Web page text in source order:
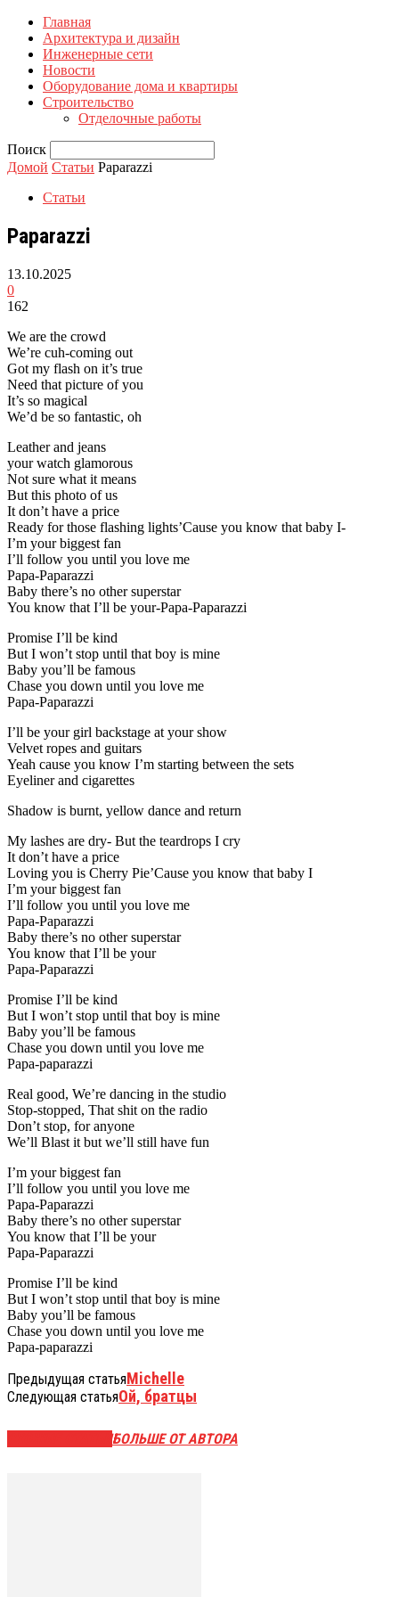
Главная
Архитектура и дизайн
Инженерные сети
Новости
Оборудование дома и квартиры
Строительство
Отделочные работы
Поиск
Домой Статьи Paparazzi
Статьи
Paparazzi
13.10.2025
0
162
We are the crowd
We’re cuh-coming out
Got my flash on it’s true
Need that picture of you
It’s so magical
We’d be so fantastic, oh
Leather and jeans
your watch glamorous
Not sure what it means
But this photo of us
It don’t have a price
Ready for those flashing lights’Cause you know that baby I-
I’m your biggest fan
I’ll follow you until you love me
Papa-Paparazzi
Baby there’s no other superstar
You know that I’ll be your-Papa-Paparazzi
Promise I’ll be kind
But I won’t stop until that boy is mine
Baby you’ll be famous
Chase you down until you love me
Papa-Paparazzi
I’ll be your girl backstage at your show
Velvet ropes and guitars
Yeah cause you know I’m starting between the sets
Eyeliner and cigarettes
Shadow is burnt, yellow dance and return
My lashes are dry- But the teardrops I cry
It don’t have a price
Loving you is Cherry Pie’Cause you know that baby I
I’m your biggest fan
I’ll follow you until you love me
Papa-Paparazzi
Baby there’s no other superstar
You know that I’ll be your
Papa-Paparazzi
Promise I’ll be kind
But I won’t stop until that boy is mine
Baby you’ll be famous
Chase you down until you love me
Papa-paparazzi
Real good, We’re dancing in the studio
Stop-stopped, That shit on the radio
Don’t stop, for anyone
We’ll Blast it but we’ll still have fun
I’m your biggest fan
I’ll follow you until you love me
Papa-Paparazzi
Baby there’s no other superstar
You know that I’ll be your
Papa-Paparazzi
Promise I’ll be kind
But I won’t stop until that boy is mine
Baby you’ll be famous
Chase you down until you love me
Papa-paparazzi
Предыдущая статьяMichelle
Следующая статьяОй, братцы
БОЛЬШЕ ОТ АВТОРА